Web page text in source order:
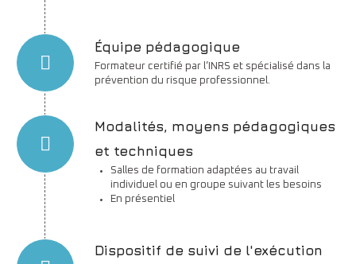
Équipe pédagogique
Formateur certifié par l’INRS et spécialisé dans la
prévention du risque professionnel.
Modalités, moyens pédagogiques
et techniques
Salles de formation adaptées au travail
individuel ou en groupe suivant les besoins
En présentiel
Dispositif de suivi de l'exécution